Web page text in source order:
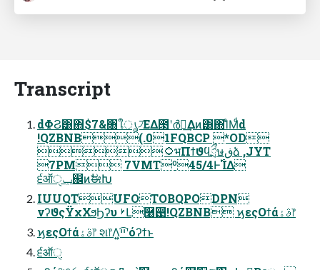
Transcript
dΦϨ͸΋͏$7&৘ใൃ৴͞ΕΔ౓ʹർฐ͢Δͷ͸΍ΊͨΜͩd
!QZBNB(.01FQBCP *OD
۝भΠϯϑϥަྲྀษڧձ ,JYT
7PM 7VMTº45/4Ͱ࢝ΊΔ
੬ऑੑݕ஌ͷࣗಈԽ
IUUQTUFOTOBQPODPN
νʔϑςΫχΧϧϦʔυ ࢁԼ࿨඙!QZBNB ϗεςΟϯάࣄۀ෦
ϗεςΟϯάࣄۀ෦ શ෦Λ͍͍ײ͡ʹόʔϯͱ
੬ऑੑ